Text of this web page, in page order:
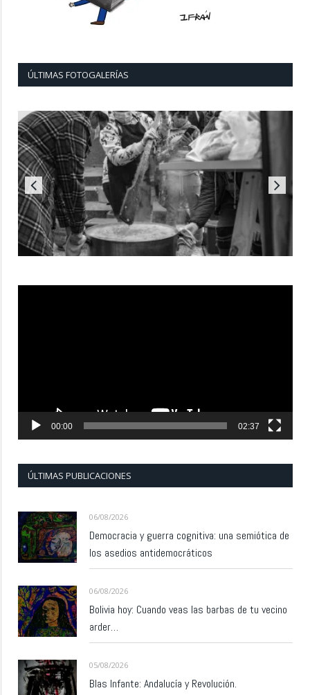
ÚLTIMAS FOTOGALERÍAS
00:00 02:37
ÚLTIMAS PUBLICACIONES
06/08/2026
Democracia y guerra cognitiva: una semiótica de
los asedios antidemocráticos
06/08/2026
Bolivia hoy: Cuando veas las barbas de tu vecino
arder…
05/08/2026
Blas Infante: Andalucía y Revolución.